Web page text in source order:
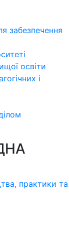
забезпечення
освіти
і
практики та